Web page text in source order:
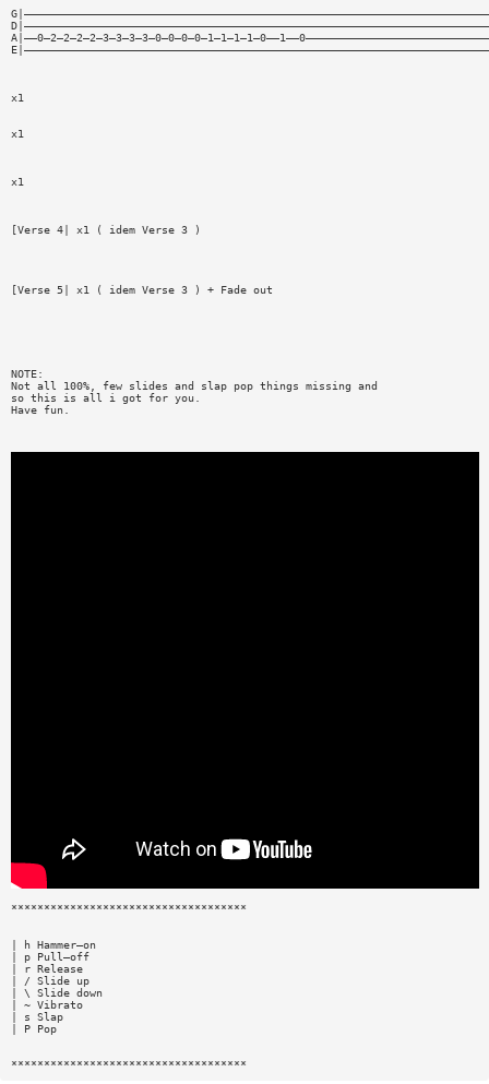
x1
x1
x1
[Verse 4| x1 ( idem Verse 3 )
[Verse 5| x1 ( idem Verse 3 ) + Fade out
NOTE:
Not all 100%, few slides and slap pop things missing and
so this is all i got for you.
Have fun.
************************************
| h Hammer—on
| p Pull—off
| r Release
| / Slide up
| \ Slide down
| ~ Vibrato
| s Slap
| P Pop
************************************